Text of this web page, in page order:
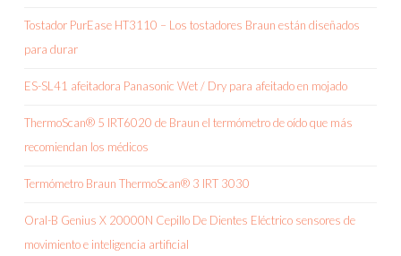
Tostador PurEase HT3110 – Los tostadores Braun están diseñados
para durar
ES-SL41 afeitadora Panasonic Wet / Dry para afeitado en mojado
ThermoScan® 5 IRT6020 de Braun el termómetro de oído que más
recomiendan los médicos
Termómetro Braun ThermoScan® 3 IRT 3030
Oral-B Genius X 20000N Cepillo De Dientes Eléctrico sensores de
movimiento e inteligencia artificial